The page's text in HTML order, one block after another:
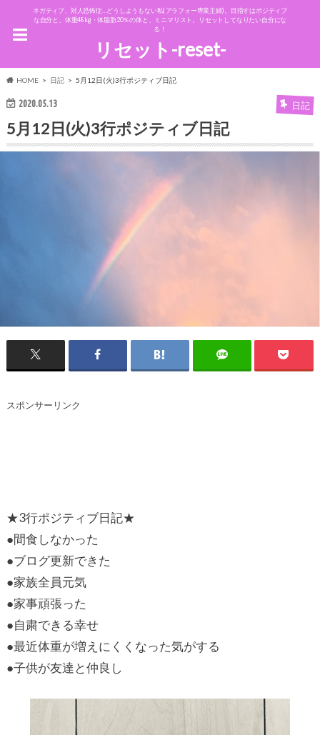
ネガティブ、対人恐怖症…どうしようもない私(アラフォー専業主婦)。目指すはポジティブ
な自分と、体重48kg・体脂肪20％の体と、ミニマリスト。リセットしてなりたい自分にな
る！
リセット-reset-
HOME 日記 5月12日(火)3行ポジティブ日記
2020.05.13 日記
5月12日(火)3行ポジティブ日記
スポンサーリンク
★3行ポジティブ日記★
●間食しなかった
●ブログ更新できた
●家族全員元気
●家事頑張った
●自粛できる幸せ
●最近体重が増えにくくなった気がする
●子供が友達と仲良し